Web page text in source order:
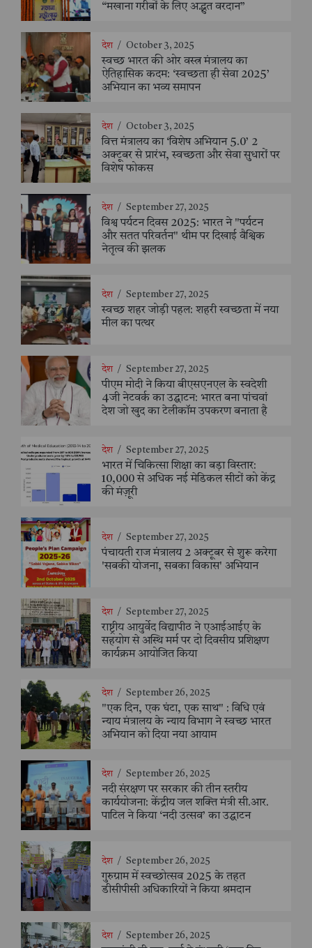
“मखाना गरीबों के लिए अद्भुत वरदान”
देश / October 3, 2025
स्वच्छ भारत की ओर वस्त्र मंत्रालय का
ऐतिहासिक कदम: ‘स्वच्छता ही सेवा 2025’
अभियान का भव्य समापन
देश / October 3, 2025
वित्त मंत्रालय का ‘विशेष अभियान 5.0’ 2
अक्टूबर से प्रारंभ, स्वच्छता और सेवा सुधारों पर
विशेष फोकस
देश / September 27, 2025
विश्व पर्यटन दिवस 2025: भारत ने "पर्यटन
और सतत परिवर्तन" थीम पर दिखाई वैश्विक
नेतृत्व की झलक
देश / September 27, 2025
स्वच्छ शहर जोड़ी पहल: शहरी स्वच्छता में नया
मील का पत्थर
देश / September 27, 2025
पीएम मोदी ने किया बीएसएनएल के स्वदेशी
4जी नेटवर्क का उद्घाटन: भारत बना पांचवां
देश जो खुद का टेलीकॉम उपकरण बनाता है
देश / September 27, 2025
भारत में चिकित्सा शिक्षा का बड़ा विस्तार:
10,000 से अधिक नई मेडिकल सीटों को केंद्र
की मंज़ूरी
देश / September 27, 2025
पंचायती राज मंत्रालय 2 अक्टूबर से शुरू करेगा
'सबकी योजना, सबका विकास' अभियान
देश / September 27, 2025
राष्ट्रीय आयुर्वेद विद्यापीठ ने एआईआईए के
सहयोग से अस्थि मर्म पर दो दिवसीय प्रशिक्षण
कार्यक्रम आयोजित किया
देश / September 26, 2025
"एक दिन, एक घंटा, एक साथ" : विधि एवं
न्याय मंत्रालय के न्याय विभाग ने स्वच्छ भारत
अभियान को दिया नया आयाम
देश / September 26, 2025
नदी संरक्षण पर सरकार की तीन स्तरीय
कार्ययोजना: केंद्रीय जल शक्ति मंत्री सी.आर.
पाटिल ने किया ‘नदी उत्सव’ का उद्घाटन
देश / September 26, 2025
गुरुग्राम में स्वच्छोत्सव 2025 के तहत
डीसीपीसी अधिकारियों ने किया श्रमदान
देश / September 26, 2025